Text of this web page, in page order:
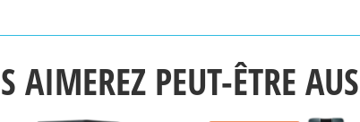
AIMEREZ PEUT-ÊTRE